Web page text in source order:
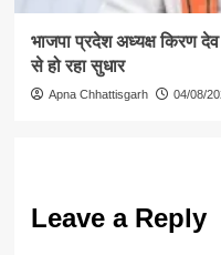
​भाजपा प्रदेश अध्यक्ष किरण
से हो रहा सुधार
Apna Chhattisgarh 04/08/
Leave a Reply